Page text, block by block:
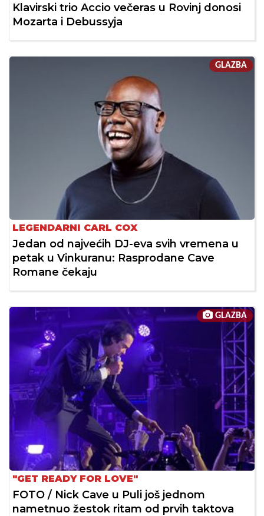
Klavirski trio Accio večeras u Rovinj donosi
Mozarta i Debussyja
GLAZBA
LEGENDARNI CARL COX
Jedan od najvećih DJ-eva svih vremena u
petak u Vinkuranu: Rasprodane Cave
Romane čekaju
GLAZBA
"GET READY FOR LOVE"
FOTO / Nick Cave u Puli još jednom
nametnuo žestok ritam od prvih taktova